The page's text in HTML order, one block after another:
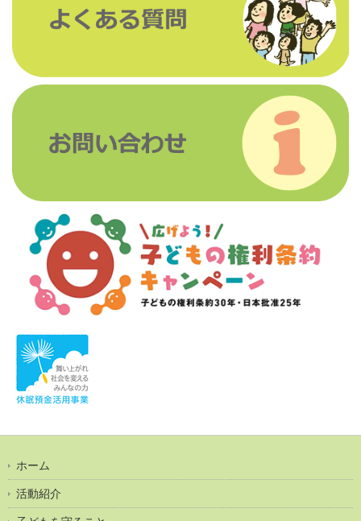
ホーム
活動紹介